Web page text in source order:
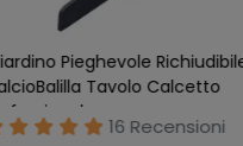
Biliardino Aste Telescopiche
con Palline Regolamentare
Calcetto Calciobalilla
24 Recensioni